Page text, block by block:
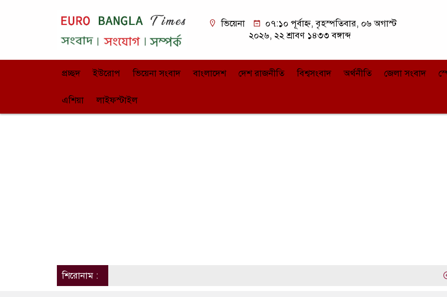
ভিয়েনা
০৭:১০ পূর্বাহ্ন, বৃহস্পতিবার, ০৬ অগাস্ট
২০২৬, ২২ শ্রাবণ ১৪৩৩ বঙ্গাব্দ
প্রচ্ছদ ইউরোপ ভিয়েনা সংবাদ বাংলাদেশ দেশ রাজনীতি বিশ্বসংবাদ অর্থনীতি জেলা সংবাদ
এশিয়া লাইফস্টাইল
শিরোনাম :